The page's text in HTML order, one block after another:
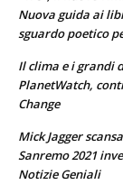
Nuova guida ai
sguardo poetico
Il clima e i grandi
PlanetWatch,
Change
Mick Jagger
Sanremo 2021
Notizie Geniali